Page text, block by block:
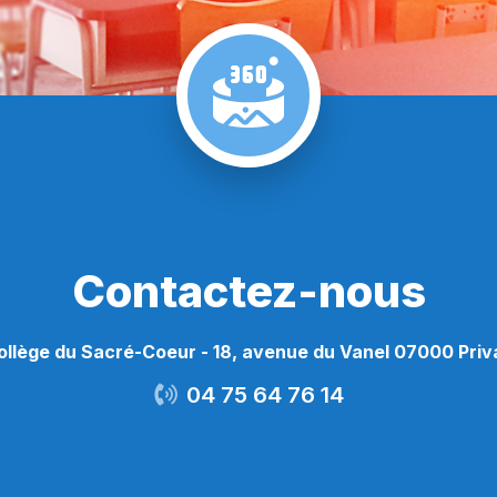
Contactez-nous
du Sacré-Coeur - 18, avenue du Vanel 07000
04 75 64 76 14